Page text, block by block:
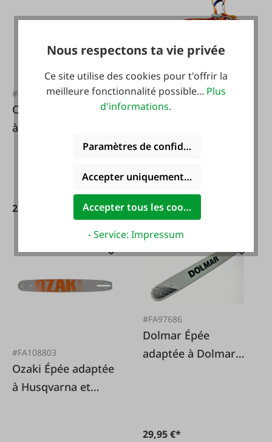
#FA97241
Ozaki Épée adaptée
à Husqvarna
23,95 €*
#FA97748
TOOLPROTECT
tronçonneuse
179,95 €*
#FA108803
Ozaki Épée adaptée
à Husqvarna et
#FA97686
Dolmar Épée
adaptée à Dolmar
29,95 €*
Nous respectons ta vie privée
Ce site utilise des cookies pour t'offrir la
meilleure fonctionnalité possible... Plus
d'informations.
Paramètres de confidentialité
Accepter uniquement les cookies
Accepter tous les cookies
- Service: Impressum